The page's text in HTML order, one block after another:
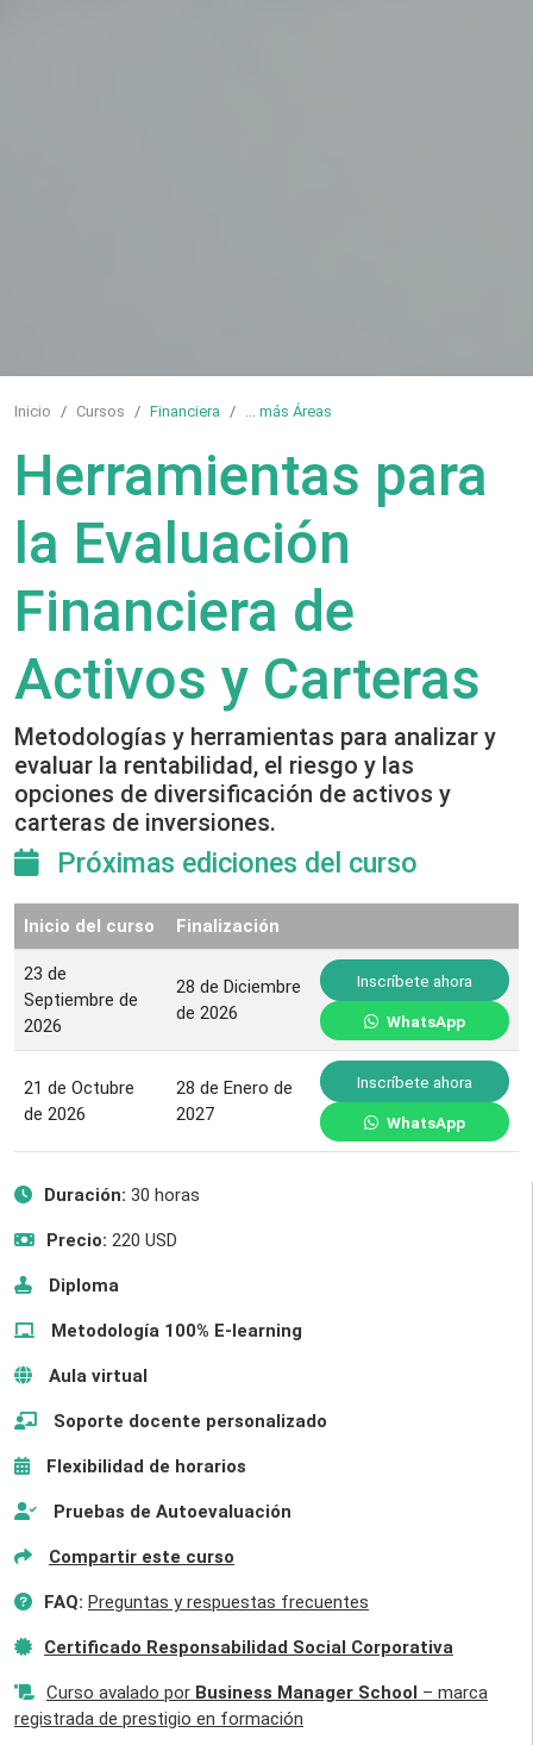
Inicio Cursos Financiera ... más Áreas
Herramientas para
la Evaluación
Financiera de
Activos y Carteras
Metodologías y herramientas para analizar y
evaluar la rentabilidad, el riesgo y las
opciones de diversificación de activos y
carteras de inversiones.
Próximas ediciones del curso
Inicio del curso Finalización
23 de
Septiembre de
2026
28 de Diciembre
de 2026
Inscríbete ahora
WhatsApp
21 de Octubre
de 2026
28 de Enero de
2027
Inscríbete ahora
WhatsApp
Duración: 30 horas
Precio: 220 USD
Diploma
Metodología 100% E-learning
Aula virtual
Soporte docente personalizado
Flexibilidad de horarios
Pruebas de Autoevaluación
Compartir este curso
FAQ: Preguntas y respuestas frecuentes
Certificado Responsabilidad Social Corporativa
Curso avalado por Business Manager School – marca
registrada de prestigio en formación